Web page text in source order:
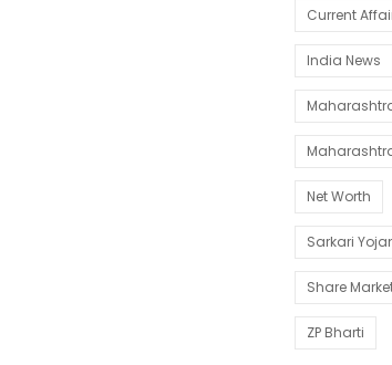
Current
India News
Net Worth
Sarkari
Share
ZP Bharti